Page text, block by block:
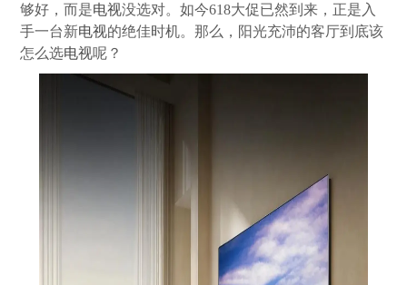
够好，而是电视没选对。如今618大促已然到来，正是入
手一台新电视的绝佳时机。那么，阳光充沛的客厅到底该
怎么选电视呢？